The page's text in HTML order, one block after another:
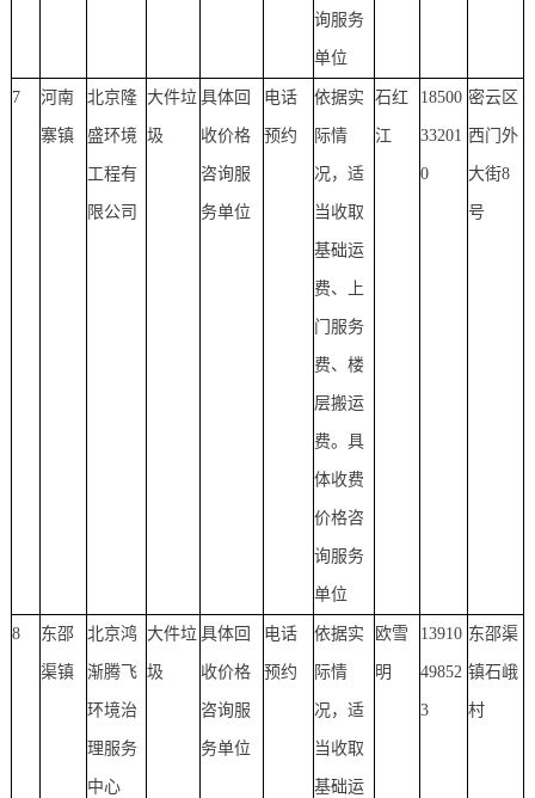
询服务
单位
7 河南
寨镇
北京隆
盛环境
工程有
限公司
大件垃
圾
具体回
收价格
咨询服
务单位
电话
预约
依据实
际情
况，适
当收取
基础运
费、上
门服务
费、楼
层搬运
费。具
体收费
价格咨
询服务
单位
石红
江
18500
33201
0
密云区
西门外
大街8
号
8 东邵
渠镇
北京鸿
渐腾飞
环境治
理服务
中心
大件垃
圾
具体回
收价格
咨询服
务单位
电话
预约
依据实
际情
况，适
当收取
基础运
欧雪
明
13910
49852
3
东邵渠
镇石峨
村